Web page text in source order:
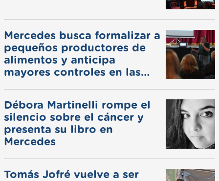
Mercedes busca formalizar a
pequeños productores de
alimentos y anticipa
mayores controles en las
Débora Martinelli rompe el
silencio sobre el cáncer y
presenta su libro en
Mercedes
Tomás Jofré vuelve a ser